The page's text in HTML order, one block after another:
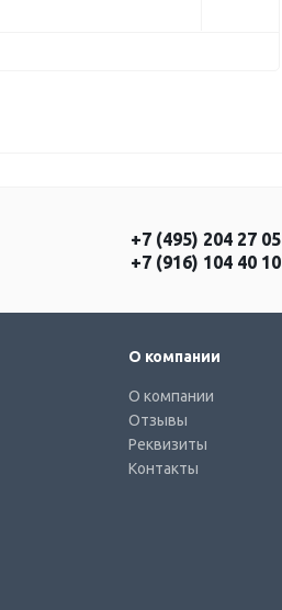
+7 (495) 204 27 05
+7 (916) 104 40 10
О компании
О компании
Отзывы
Реквизиты
Контакты